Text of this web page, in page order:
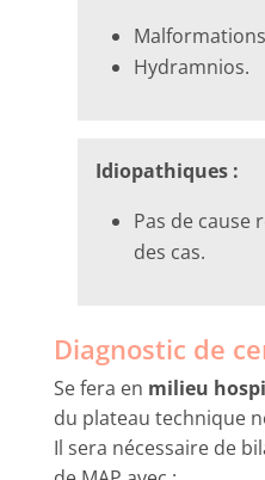
Hydramnios.
Idiopathiques :
Pas de cause
des cas.
Diagnostic de
Se fera en milieu
du plateau technique
Il sera nécessaire de